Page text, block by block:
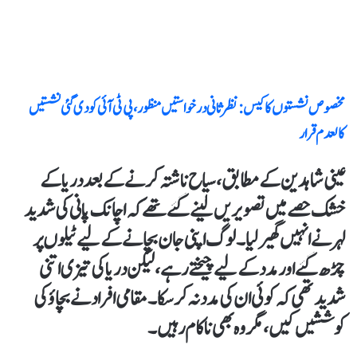
مخصوص نشستوں کا کیس : نظرثانی درخواستیں منظور ، پی ٹی آئی کو دی گئی نشستیں
کالعدم قرار
عینی شاہدین کے مطابق، سیاح ناشتہ کرنے کے بعد دریا کے
خشک حصے میں تصویریں لینے گئے تھے کہ اچانک پانی کی شدید
لہر نے انہیں گھیر لیا۔ لوگ اپنی جان بچانے کے لیے ٹیلوں پر
چڑھ گئے اور مدد کے لیے چیختے رہے، لیکن دریا کی تیزی اتنی
شدید تھی کہ کوئی ان کی مدد نہ کر سکا۔ مقامی افراد نے بچاؤ کی
کوششیں کیں، مگر وہ بھی ناکام رہیں۔